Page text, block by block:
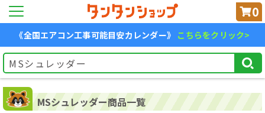
0
《全国エアコン工事可能目安カレンダー》 こちらをクリック>
MSシュレッダー商品一覧